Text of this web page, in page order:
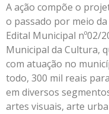
A ação compõe o
o passado por meio
Edital Municipal nº02/
Municipal da Cultura,
com atuação no
todo, 300 mil reais
em diversos
artes visuais, arte